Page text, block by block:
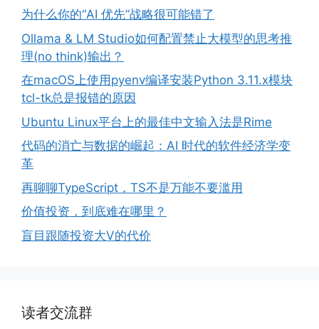
为什么你的“AI 优先”战略很可能错了
Ollama & LM Studio如何配置禁止大模型的思考推
理(no think)输出？
在macOS上使用pyenv编译安装Python 3.11.x模块
tcl-tk总是报错的原因
Ubuntu Linux平台上的最佳中文输入法是Rime
代码的消亡与数据的崛起：AI 时代的软件经济学变
革
再聊聊TypeScript，TS不是万能不要滥用
价值投资，到底难在哪里？
盲目跟随投资大V的代价
读者交流群